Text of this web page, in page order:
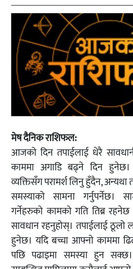
मेष दैनिक राशिफल:
आजको दिन तपाईलाई धेरै
काममा अगाडि बढ्ने दिन
व्यक्तिसँग परामर्श लिनु हुँदैन, अन्यथा
समस्याको सामना गर्नुपर्नेछ।
गर्नेहरुको कामको गति तिब्र
सावधान रहनुहोस्। तपाईलाई ठूलो
हुनेछ। यदि बच्चा आफ्नो काममा
पछि पढाइमा समस्या हुन